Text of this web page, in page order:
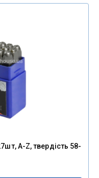
A-Z, твердість 58-